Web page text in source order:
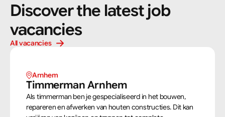
Discover the latest job
vacancies
All vacancies
Arnhem
Timmerman Arnhem
Als timmerman ben je gespecialiseerd in het bouwen,
repareren en afwerken van houten constructies. Dit kan